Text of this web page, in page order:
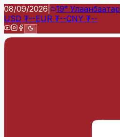
08/09/2026 19° Улаанбаатар
USD ₮--EUR ₮--CNY ₮--